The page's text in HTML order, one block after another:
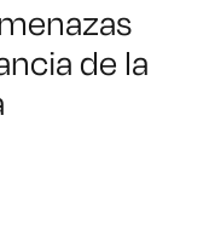
de la